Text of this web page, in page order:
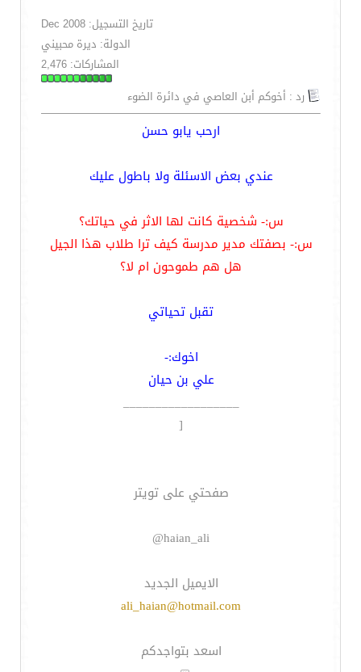
تاريخ التسجيل: Dec 2008
الدولة: ديرة محبيني
المشاركات: 2,476
رد : أخوكم أبن العاصي في دائرة الضوء
ارحب يابو حسن
عندي بعض الاسئلة ولا باطول عليك
س:- شخصية كانت لها الاثر في حياتك؟
س:- بصفتك مدير مدرسة كيف ترا طلاب هذا الجيل
هل هم طموحون ام لا؟
تقبل تحياتي
اخوك:-
علي بن حيان
__________________
[
صفحتي على تويتر
haian_ali@
الايميل الجديد
ali_haian@hotmail.com
اسعد بتواجدكم